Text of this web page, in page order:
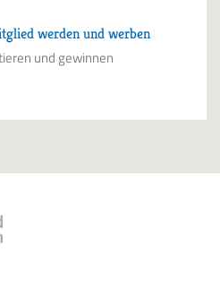
werden und werben
und gewinnen